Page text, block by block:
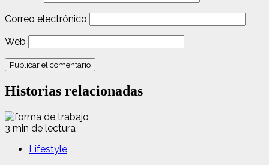
Correo electrónico
Web
Historias relacionadas
3 min de lectura
Lifestyle